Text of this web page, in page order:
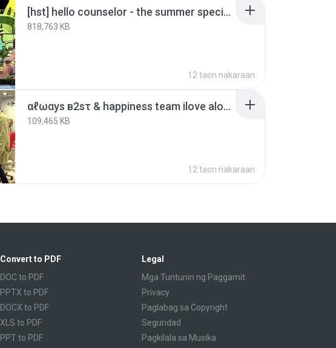
[hst] hello counselor - the summer special hd arabic sub.mp4
818,763 KB
12 taon nakaraan
αℓωαys в2sτ & happiness team ilove alone ep30 arabsub (1).mkv
109,465 KB
12 taon nakaraan
Convert to PDF
DOC to PDF
PPTX to PDF
DOCX to PDF
XLS to PDF
PPT to PDF
Legal
Mga Tuntunin ng Paggamit
Privacy
Paglabag sa Copyright
Seguridad
Pagkilala sa Musika